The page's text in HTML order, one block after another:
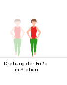
Drehung der Füße
im Stehen